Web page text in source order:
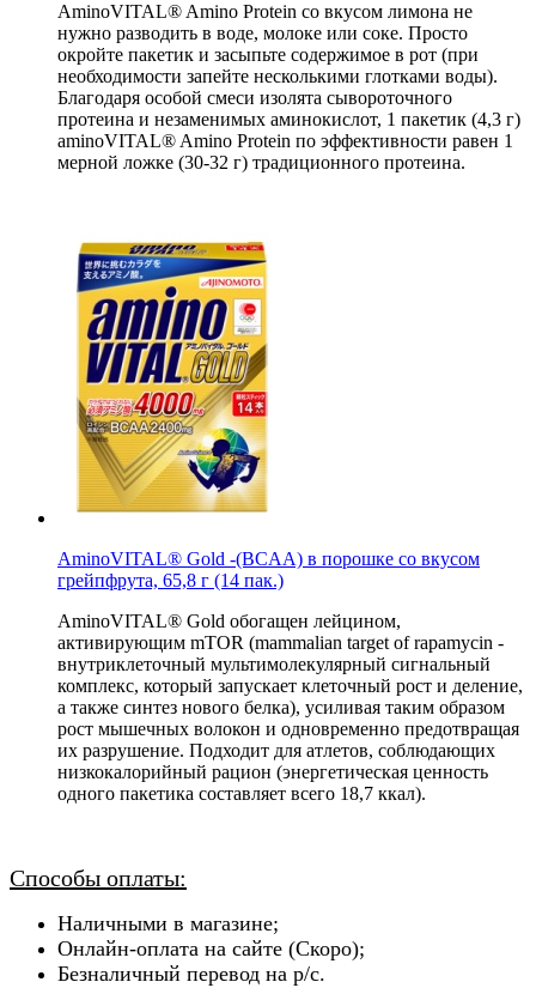
АminoVITAL® Amino Protein со вкусом лимона не
нужно разводить в воде, молоке или соке. Просто
окройте пакетик и засыпьте содержимое в рот (при
необходимости запейте несколькими глотками воды).
Благодаря особой смеси изолята сывороточного
протеина и незаменимых аминокислот, 1 пакетик (4,3 г)
aminoVITAL® Amino Protein по эффективности равен 1
мерной ложке (30-32 г) традиционного протеина.
АminoVITAL® Gold -(BCAA) в порошке со вкусом
грейпфрута, 65,8 г (14 пак.)
АminoVITAL® Gold обогащен лейцином,
активирующим mTOR (mammalian target of rapamycin -
внутриклеточный мультимолекулярный сигнальный
комплекс, который запускает клеточный рост и деление,
а также синтез нового белка), усиливая таким образом
рост мышечных волокон и одновременно предотвращая
их разрушение. Подходит для атлетов, соблюдающих
низкокалорийный рацион (энергетическая ценность
одного пакетика составляет всего 18,7 ккал).
Способы оплаты:
Наличными в магазине;
Онлайн-оплата на сайте (Скоро);
Безналичный перевод на р/с.